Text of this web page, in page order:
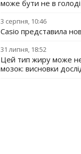
може бути не в голоді
3 серпня, 10:46
Casio представила
31 липня, 18:52
Цей тип жиру може
мозок: висновки